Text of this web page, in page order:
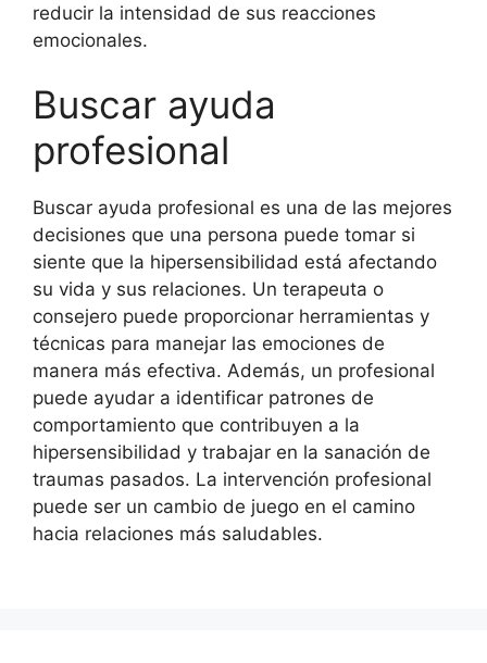
reducir la intensidad de sus reacciones
emocionales.
Buscar ayuda
profesional
Buscar ayuda profesional es una de las mejores
decisiones que una persona puede tomar si
siente que la hipersensibilidad está afectando
su vida y sus relaciones. Un terapeuta o
consejero puede proporcionar herramientas y
técnicas para manejar las emociones de
manera más efectiva. Además, un profesional
puede ayudar a identificar patrones de
comportamiento que contribuyen a la
hipersensibilidad y trabajar en la sanación de
traumas pasados. La intervención profesional
puede ser un cambio de juego en el camino
hacia relaciones más saludables.